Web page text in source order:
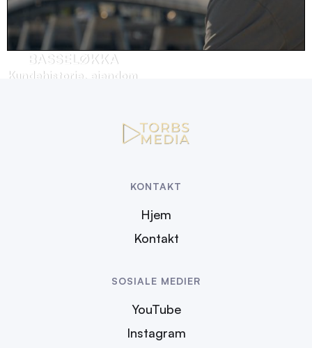
BASSELØKKA
Kundehistorie, eiendom
KONTAKT
Hjem
Kontakt
SOSIALE MEDIER
YouTube
Instagram